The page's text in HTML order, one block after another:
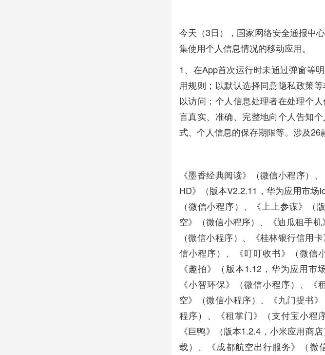
今天（3日），国家网络安全通报中
集使用个人信息情况的移动应用。
1、在App首次运行时未通过弹窗等
用规则；以默认选择同意隐私政策
以访问；个人信息处理者在处理个
言真实、准确、完整地向个人告知
式、个人信息的保存期限等。涉及26
《墨香经典阅读》（微信小程序）
HD》（版本V2.2.11，华为应用市场
（微信小程序）、《上上参谋》（
空》（微信小程序）、《迪瓜租手
（微信小程序）、《桂林银行信用
信小程序）、《叮叮收书》（微信
《趣拍》（版本1.12，华为应用市
《小智环保》（微信小程序）、
空》（微信小程序）、《九门提书
程序）、《租掌门》（支付宝小程
《巨鸭》（版本1.2.4，小米应用商
载）、《成都航空出行服务》（微